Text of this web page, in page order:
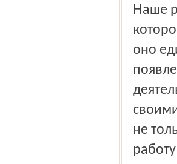
Наше районное Общественное собрание, председателем
оно
не